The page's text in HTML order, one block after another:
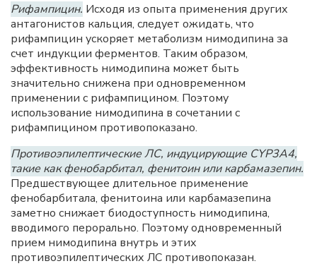
Рифампицин. Исходя из опыта применения других
антагонистов кальция, следует ожидать, что
рифампицин ускоряет метаболизм нимодипина за
счет индукции ферментов. Таким образом,
эффективность нимодипина может быть
значительно снижена при одновременном
применении с рифампицином. Поэтому
использование нимодипина в сочетании с
рифампицином противопоказано.
Противоэпилептические ЛС, индуцирующие CYP3A4,
такие как фенобарбитал, фенитоин или карбамазепин.
Предшествующее длительное применение
фенобарбитала, фенитоина или карбамазепина
заметно снижает биодоступность нимодипина,
вводимого перорально. Поэтому одновременный
прием нимодипина внутрь и этих
противоэпилептических ЛС противопоказан.